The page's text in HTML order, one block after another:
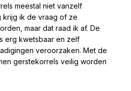
meestal niet vanzelf
krijg ik de vraag of ze
maar dat raad ik af. De
erg kwetsbaar en zelf
veroorzaken. Met de
gerstekorrels veilig worden